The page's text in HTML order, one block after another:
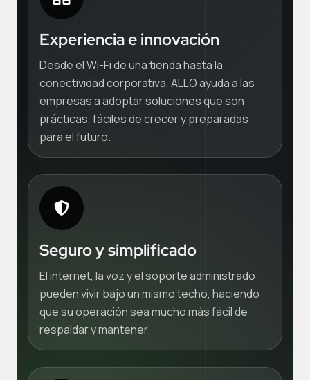
Experiencia e innovación
Desde el Wi-Fi de una tienda hasta la
conectividad corporativa, ALLO ayuda a las
empresas a adoptar soluciones que son
prácticas, fáciles de crecer y preparadas
para el futuro.
Seguro y simplificado
El internet, la voz y el soporte administrado
pueden vivir bajo un mismo techo, haciendo
que su operación sea mucho más fácil de
respaldar y mantener.